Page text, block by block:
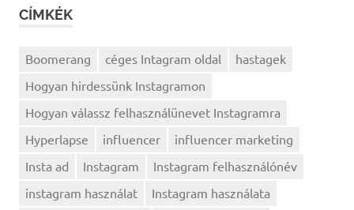
CÍMKÉK
Boomerang céges Intagram oldal
hastagek
Hogyan hirdessünk Instagramon
Hogyan válassz felhasználünevet Instagramra
Hyperlapse
influencer
influencer marketing
Insta ad
Instagram
Instagram felhasználónév
instagram használat
Instagram használata